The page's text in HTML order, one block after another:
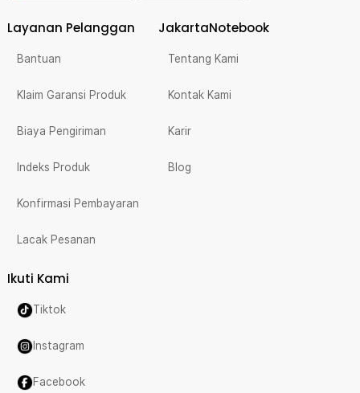
Layanan Pelanggan
Bantuan
Klaim Garansi Produk
Biaya Pengiriman
Indeks Produk
Konfirmasi Pembayaran
Lacak Pesanan
JakartaNotebook
Tentang Kami
Kontak Kami
Karir
Blog
Ikuti Kami
Tiktok
Instagram
Facebook